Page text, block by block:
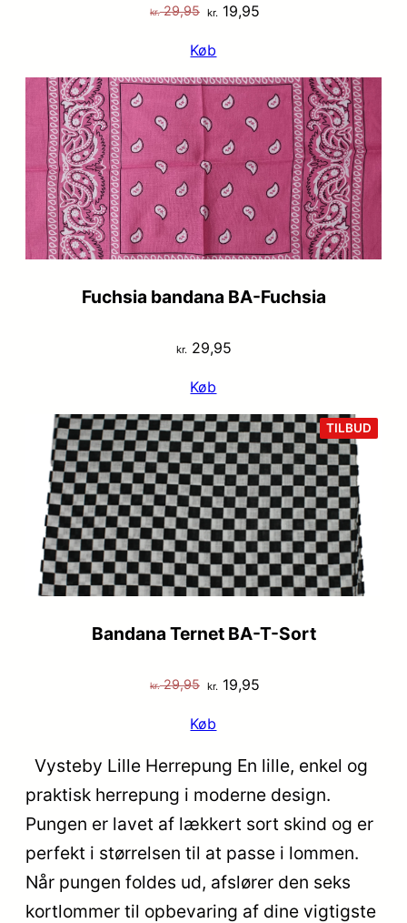
kr.29,95 Den
pris
var:
kr. 29,95.
kr. 19,95
er:
kr. 19,95.
Køb
Fuchsia bandana BA-Fuchsia
kr.29,95
Køb
TILBUD
PÅ
Bandana Ternet BA-T-Sort
kr.29,95 Den
pris
kr. 29,95.
kr. 19,95
er:
kr. 19,95.
Køb
Vysteby Lille Herrepung En lille, enkel og
praktisk herrepung i moderne design.
Pungen er lavet af lækkert sort skind og er
perfekt i størrelsen til at passe i lommen.
Når pungen foldes ud, afslører den seks
kortlommer til opbevaring af dine vigtigste